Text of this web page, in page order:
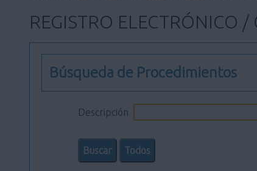
REGISTRO ELECTRÓNICO /
Búsqueda de Procedimientos
Descripción